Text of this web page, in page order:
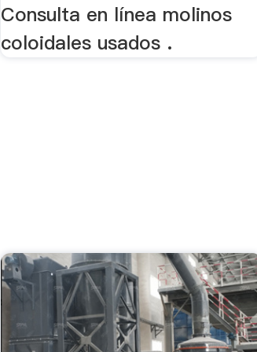
Consulta en línea molinos
coloidales usados .